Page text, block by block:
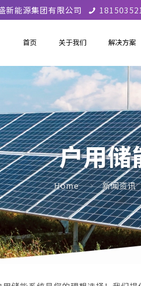
能源集团有限公司
首页 关于我们 解决方案
户用储
Home 新闻资讯